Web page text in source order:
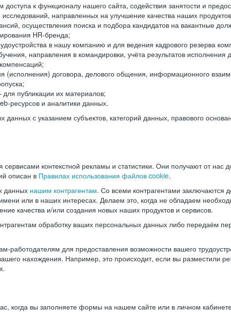
к функционалу нашего сайта, содействия занятости и
направленных на улучшение качества наших
осуществления поиска и подбора кандидатов на вакантные
HR-бренда;
в нашу компанию и для ведения кадрового резерва
направления в командировки, учёта результатов
(исполнения) договора, делового общения, информационного
публикации их материалов;
ресурсов и аналитики данных.
с указанием субъектов, категорий данных, правового
контекстной рекламы и статистики. Они получают от
описан в Правилах использования файлов cookie.
данных нашим контрагентам. Со всеми контрагентами заключаются
или в наших интересах. Делаем это, когда не обладаем
качества и/или создания новых наших продуктов и сервисов.
обработку ваших персональных данных либо передаём
для предоставления возможности вашего
нахождения. Например, это происходит, если вы разместили
когда вы заполняете формы на нашем сайте или в личном